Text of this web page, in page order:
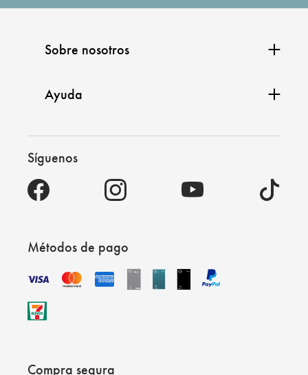
Sobre nosotros
Ayuda
Síguenos
Métodos de pago
Compra segura